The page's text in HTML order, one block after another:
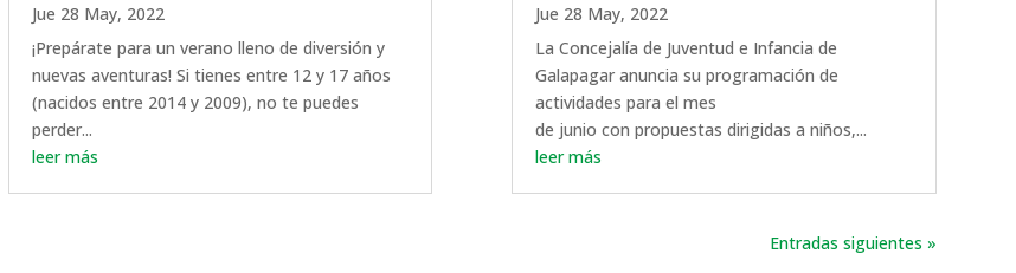
Jue 28 May, 2022
¡Prepárate para un verano lleno de diversión y
nuevas aventuras! Si tienes entre 12 y 17 años
(nacidos entre 2014 y 2009), no te puedes
perder...
leer más
Jue 28 May, 2022
La Concejalía de Juventud e Infancia de
Galapagar anuncia su programación de
actividades para el mes
de junio con propuestas dirigidas a niños,...
leer más
Entradas siguientes »